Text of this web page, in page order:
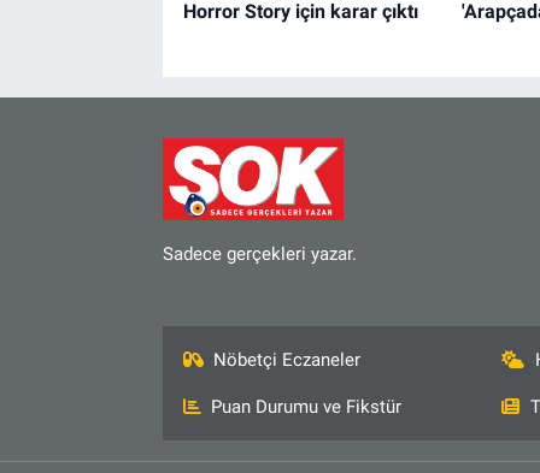
Horror Story için karar çıktı
Sadece gerçekleri yazar.
Nöbetçi Eczaneler
Puan Durumu ve Fikstür